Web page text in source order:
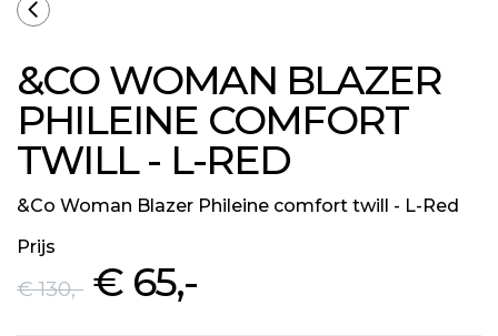
(Men)
(Sale)
&CO WOMAN BLAZER
PHILEINE COMFORT
TWILL - L-RED
&Co Woman Blazer Phileine comfort twill - L-Red
Prijs
€ 130,- € 65,-